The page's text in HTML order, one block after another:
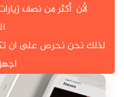
لأن أكثر من نصف
لذلك نحن نحرص على ان